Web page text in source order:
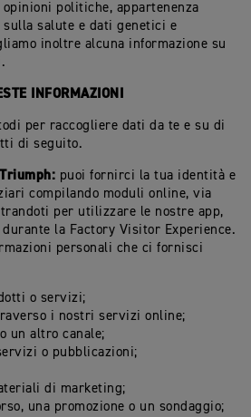
politiche, appartenenza
salute e dati genetici e
inoltre alcuna informazione su
INFORMAZIONI
per raccogliere dati da te e su di
di seguito.
puoi fornirci la tua identità e
compilando moduli online, via
per utilizzare le nostre app,
la Factory Visitor Experience.
personali che ci fornisci
o servizi;
i nostri servizi online;
un altro canale;
o pubblicazioni;
di marketing;
una promozione o un sondaggio;